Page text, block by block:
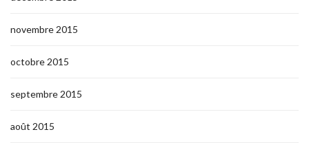
novembre 2015
octobre 2015
septembre 2015
août 2015